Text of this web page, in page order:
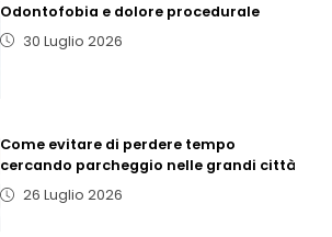
Odontofobia e dolore procedurale
30 Luglio 2026
Come evitare di perdere tempo
cercando parcheggio nelle grandi città
26 Luglio 2026